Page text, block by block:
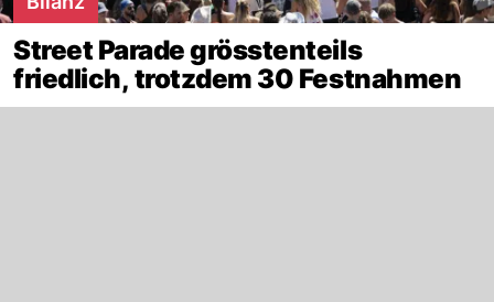
Street Parade grösstenteils
friedlich, trotzdem 30 Festnahmen